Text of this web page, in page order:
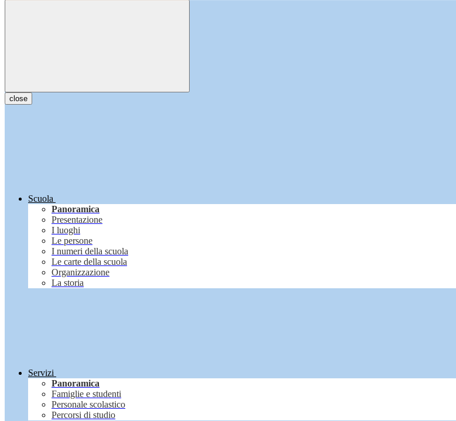
close
Scuola
Panoramica
Presentazione
I luoghi
Le persone
I numeri della scuola
Le carte della scuola
Organizzazione
La storia
Servizi
Panoramica
Famiglie e studenti
Personale scolastico
Percorsi di studio